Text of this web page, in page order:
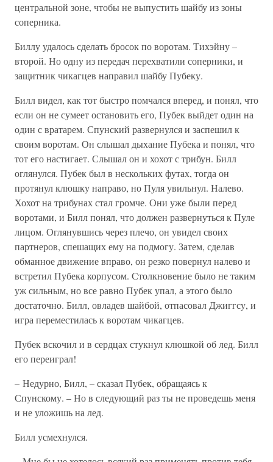
центральной зоне, чтобы не выпустить шайбу из зоны
соперника.
Биллу удалось сделать бросок по воротам. Тихэйну –
второй. Но одну из передач перехватили соперники, и
защитник чикагцев направил шайбу Пубеку.
Билл видел, как тот быстро помчался вперед, и понял, что
если он не сумеет остановить его, Пубек выйдет один на
один с вратарем. Спунский развернулся и заспешил к
своим воротам. Он слышал дыхание Пубека и понял, что
тот его настигает. Слышал он и хохот с трибун. Билл
оглянулся. Пубек был в нескольких футах, тогда он
протянул клюшку направо, но Пуля увильнул. Налево.
Хохот на трибунах стал громче. Они уже были перед
воротами, и Билл понял, что должен развернуться к Пуле
лицом. Оглянувшись через плечо, он увидел своих
партнеров, спешащих ему на подмогу. Затем, сделав
обманное движение вправо, он резко повернул налево и
встретил Пубека корпусом. Столкновение было не таким
уж сильным, но все равно Пубек упал, а этого было
достаточно. Билл, овладев шайбой, отпасовал Джиггсу, и
игра переместилась к воротам чикагцев.
Пубек вскочил и в сердцах стукнул клюшкой об лед. Билл
его переиграл!
– Недурно, Билл, – сказал Пубек, обращаясь к
Спунскому. – Но в следующий раз ты не проведешь меня
и не уложишь на лед.
Билл усмехнулся.